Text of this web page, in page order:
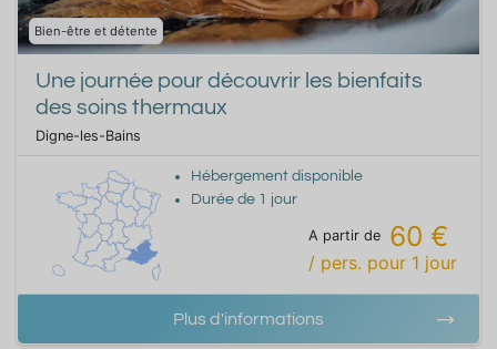
Bien-être et détente
Une journée pour découvrir les bienfaits
des soins thermaux
Digne-les-Bains
Hébergement disponible
Durée de 1 jour
A partir de 60 €
/ pers. pour 1 jour
Plus d'informations